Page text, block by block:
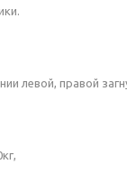
левой, правой